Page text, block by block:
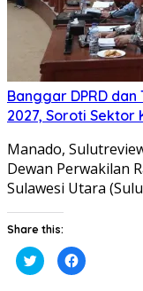
Banggar DPRD dan
2027, Soroti Sektor
Manado,
Dewan Perwakilan
Sulawesi Utara
Share this:
Klik
untuk
berbagi
Klik
untuk